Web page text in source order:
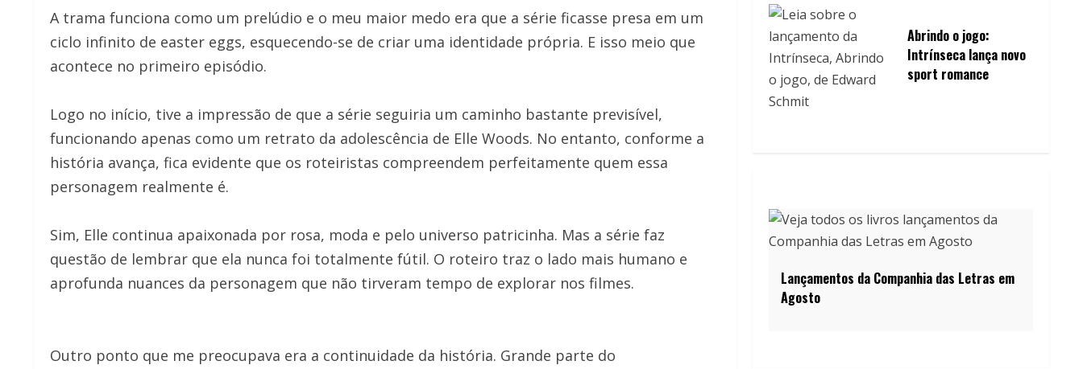
A trama funciona como um prelúdio e o meu maior medo era que a série ficasse presa em um
ciclo infinito de easter eggs, esquecendo-se de criar uma identidade própria. E isso meio que
acontece no primeiro episódio.
Logo no início, tive a impressão de que a série seguiria um caminho bastante previsível,
funcionando apenas como um retrato da adolescência de Elle Woods. No entanto, conforme a
história avança, fica evidente que os roteiristas compreendem perfeitamente quem essa
personagem realmente é.
Sim, Elle continua apaixonada por rosa, moda e pelo universo patricinha. Mas a série faz
questão de lembrar que ela nunca foi totalmente fútil. O roteiro traz o lado mais humano e
aprofunda nuances da personagem que não tirveram tempo de explorar nos filmes.
Outro ponto que me preocupava era a continuidade da história. Grande parte do
Abrindo o jogo:
Intrínseca lança novo
sport romance
Lançamentos da Companhia das Letras em
Agosto